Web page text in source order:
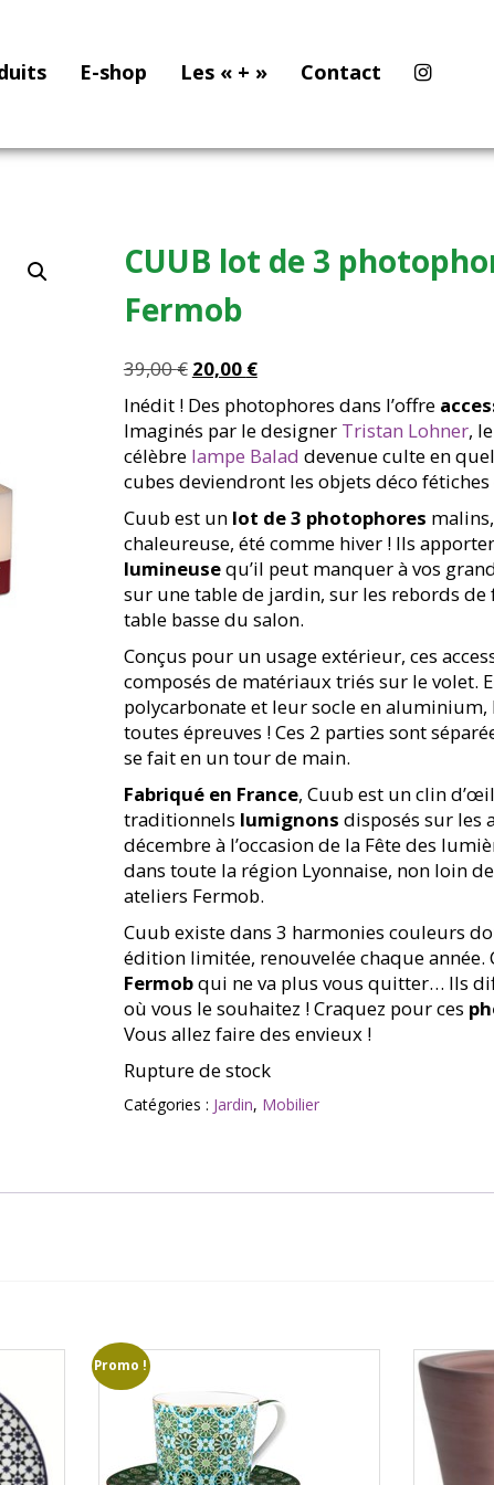
E-shop Les « + » Contact
CUUB lot de 3
Fermob
39,00€ Le
prix
initial
était :
39,00 €.
20,00 €Le
prix
actuel
est :
20,00 €.
Inédit ! Des photophores dans l’offre
Imaginés par le designer Tristan Lohner,
célèbre lampe Balad devenue culte en
cubes deviendront les objets déco
Cuub est un lot de 3 photophores
chaleureuse, été comme hiver ! Ils
lumineusequ’il peut manquer à vos
sur une table de jardin, sur les rebords de
table basse du salon.
Conçus pour un usage extérieur, ces
composés de matériaux triés sur le volet.
polycarbonate et leur socle en
toutes épreuves ! Ces 2 parties sont
se fait en un tour de main.
Fabriqué en France, Cuub est un clin
traditionnels lumignons disposés sur les
décembre à l’occasion de la Fête des
dans toute la région Lyonnaise, non loin
ateliers Fermob.
Cuub existe dans 3 harmonies couleurs
édition limitée, renouvelée chaque année.
Fermobqui ne va plus vous quitter… Ils
où vous le souhaitez ! Craquez pour ces
Vous allez faire des envieux !
Rupture de stock
Catégories : Jardin, Mobilier
Promo !